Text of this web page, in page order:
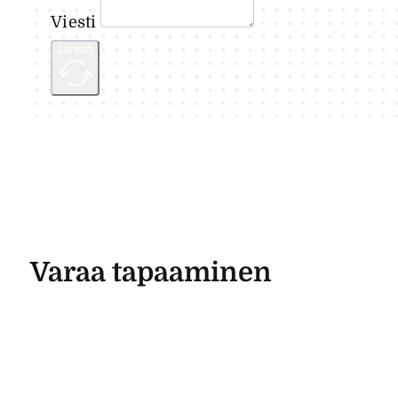
Viesti
Varaa tapaaminen